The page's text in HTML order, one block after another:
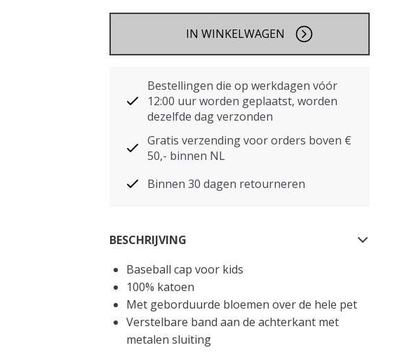
IN WINKELWAGEN
Bestellingen die op werkdagen vóór
12:00 uur worden geplaatst, worden
dezelfde dag verzonden
Gratis verzending voor orders boven €
50,- binnen NL
Binnen 30 dagen retourneren
BESCHRIJVING
Baseball cap voor kids
100% katoen
Met geborduurde bloemen over de hele pet
Verstelbare band aan de achterkant met
metalen sluiting